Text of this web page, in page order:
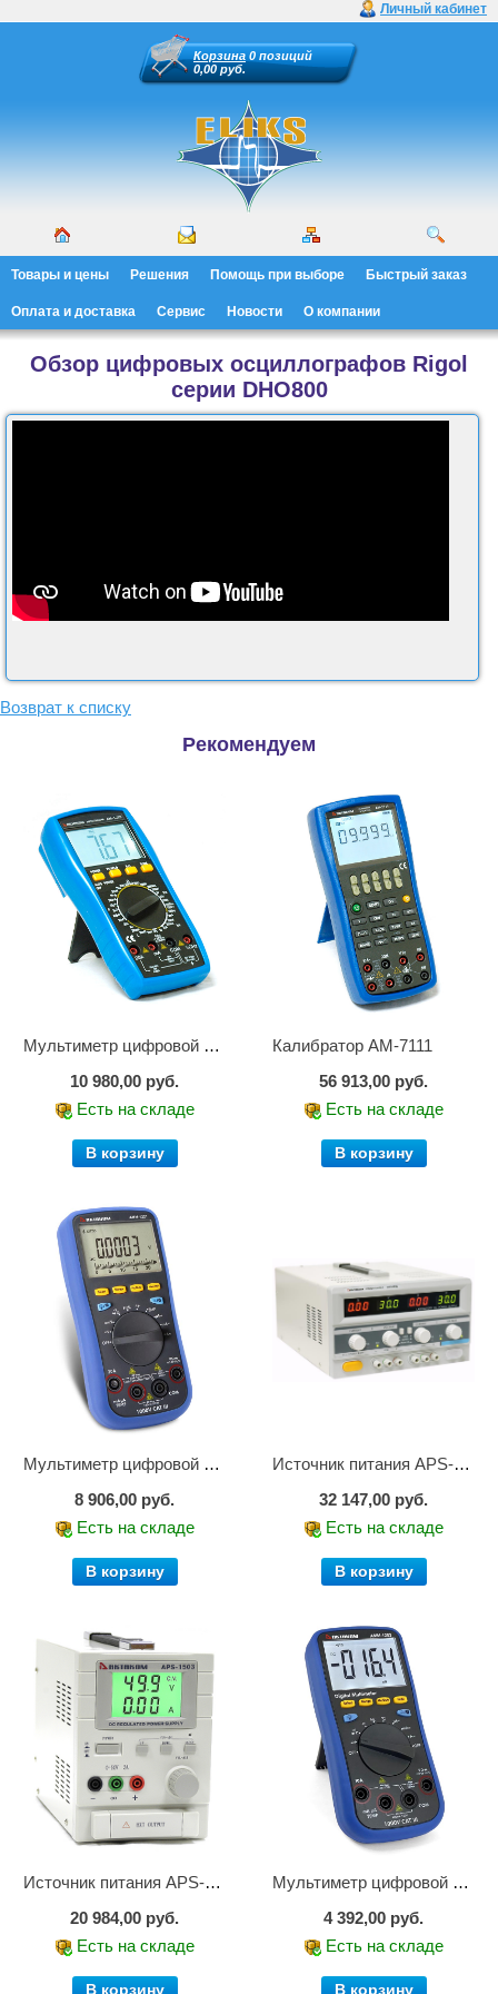
Личный кабинет
Корзина 0 позиций
0,00 руб.
Товары и цены Решения Помощь при выборе Быстрый заказ
Оплата и доставка Сервис Новости О компании
Обзор цифровых осциллографов Rigol
серии DHO800
Возврат к списку
Рекомендуем
Мультиметр цифровой АМ-1083
10 980,00 руб.
Есть на складе
В корзину
Калибратор АМ-7111
56 913,00 руб.
Есть на складе
В корзину
Мультиметр цифровой АММ-1221
8 906,00 руб.
Есть на складе
В корзину
Источник питания APS-2236
32 147,00 руб.
Есть на складе
В корзину
Источник питания APS-1503
20 984,00 руб.
Есть на складе
В корзину
Мультиметр цифровой АММ-1203
4 392,00 руб.
Есть на складе
В корзину